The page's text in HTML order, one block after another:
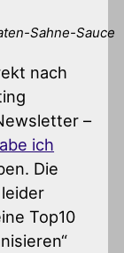
Sahne-Sauce
nach
–
ich
Die
Top10